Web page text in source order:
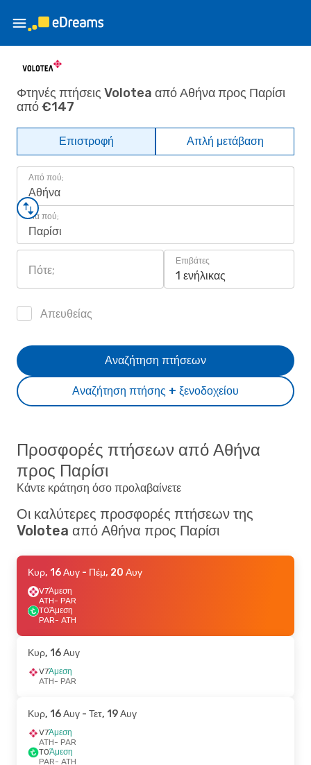
Φτηνές πτήσεις Volotea από Αθήνα προς Παρίσι
από €147
Επιστροφή Απλή μετάβαση
Από πού;
Αθήνα
Για πού;
Παρίσι
Πότε;
Επιβάτες
1 ενήλικας
Απευθείας
Αναζήτηση πτήσης + ξενοδοχείου
Αναζήτηση πτήσεων
Προσφορές πτήσεων από Αθήνα
προς Παρίσι
Κάντε κράτηση όσο προλαβαίνετε
Οι καλύτερες προσφορές πτήσεων της
Volotea από Αθήνα προς Παρίσι
Κυρ, 16 Αυγ - Πέμ, 20 Αυγ
V7Άμεση
ATH- PAR
TOΆμεση
PAR- ATH
Κυρ, 16 Αυγ
V7Άμεση
ATH- PAR
Κυρ, 16 Αυγ - Τετ, 19 Αυγ
V7Άμεση
ATH- PAR
TOΆμεση
PAR- ATH